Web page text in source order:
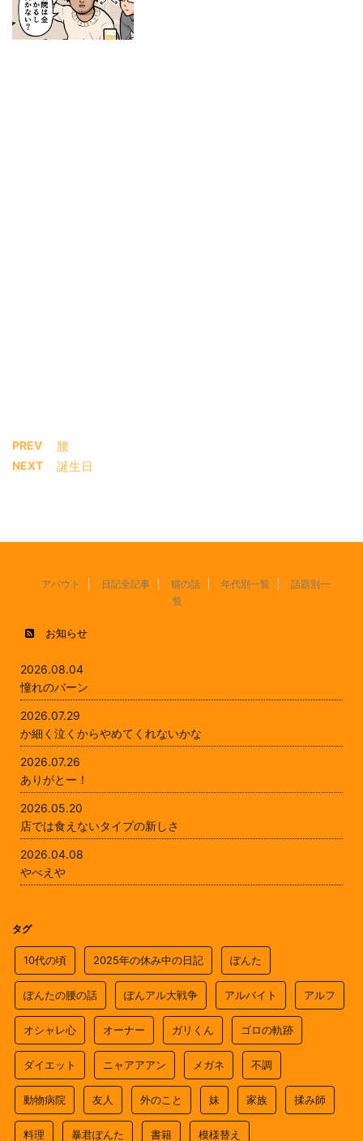
PREV 腰
NEXT 誕生日
アバウト 日記全記事 猫の話 年代別一覧
話題別一
覧
お知らせ
2026.08.04
憧れのバーン
2026.07.29
か細く泣くからやめてくれないかな
2026.07.26
ありがとー！
2026.05.20
店では食えないタイプの新しさ
2026.04.08
やべえや
タグ
10代の頃 2025年の休み中の日記 ぽんた
ぽんたの腰の話 ぽんアル大戦争 アルバイト アルフ
オシャレ心 オーナー ガリくん ゴロの軌跡
ダイエット ニャアアアン メガネ 不調
動物病院 友人 外のこと 妹 家族 揉み師
料理 暴君ぽんた 書籍 模様替え